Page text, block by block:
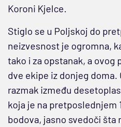
Koroni Kjelce.
Stiglo se u Poljskoj do
neizvesnost je ogromna,
tako i za opstanak, a ovog
dve ekipe iz donjeg doma.
razmak između
koja je na pretposlednjem
bodova, jasno svedoči šta